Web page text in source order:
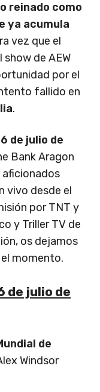
reinado como
ya acumula
vez que el
de AEW
por el
fallido en
.
de julio de
Bank Aragon
aficionados
vivo desde el
por TNT y
y Triller TV de
os dejamos
momento.
de julio de
de
Windsor